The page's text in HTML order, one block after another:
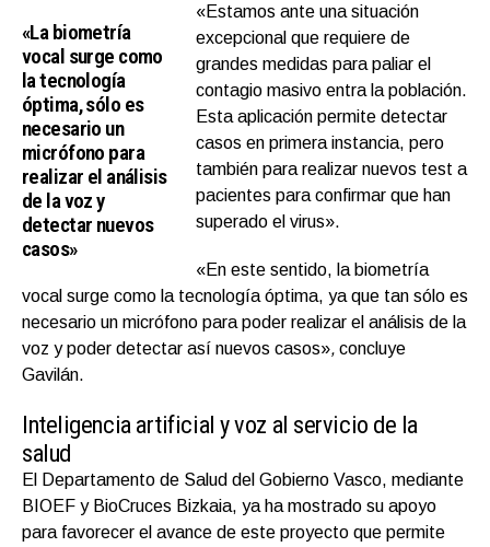
«La biometría
vocal surge como
la tecnología
óptima, sólo es
necesario un
micrófono para
realizar el análisis
de la voz y
detectar nuevos
casos»
«Estamos ante una situación
excepcional que requiere de
grandes medidas para paliar el
contagio masivo entra la población.
Esta aplicación permite detectar
casos en primera instancia, pero
también para realizar nuevos test a
pacientes para confirmar que han
superado el virus».
«En este sentido, la biometría
vocal surge como la tecnología óptima, ya que tan sólo es
necesario un micrófono para poder realizar el análisis de la
voz y poder detectar así nuevos casos», concluye
Gavilán.
Inteligencia artificial y voz al servicio de la
salud
El Departamento de Salud del Gobierno Vasco, mediante
BIOEF y BioCruces Bizkaia, ya ha mostrado su apoyo
para favorecer el avance de este proyecto que permite